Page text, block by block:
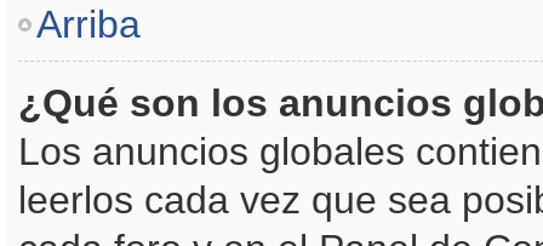
Arriba
¿Qué son los anuncios
Los anuncios globales
leerlos cada vez que sea